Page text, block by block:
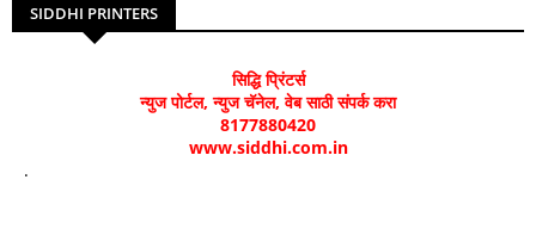
SIDDHI PRINTERS
सिद्धि प्रिंटर्स
न्युज पोर्टल, न्युज चॅनेल, वेब साठी संपर्क करा
8177880420
www.siddhi.com.in
.